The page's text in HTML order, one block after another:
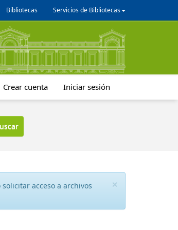
Bibliotecas Servicios de Bibliotecas
Crear cuenta Iniciar sesión
×
acceso a archivos